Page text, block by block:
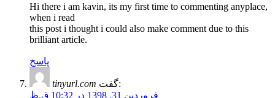
Hi there i am kavin, its my first time to commenting anyplace,
when i read
this post i thought i could also make comment due to this
brilliant article.
پاسخ
tinyurl.com
گفت:
فروردین 31, 1398 در 10:32 ق.ظ